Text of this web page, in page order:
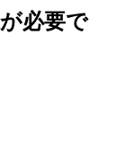
必要で